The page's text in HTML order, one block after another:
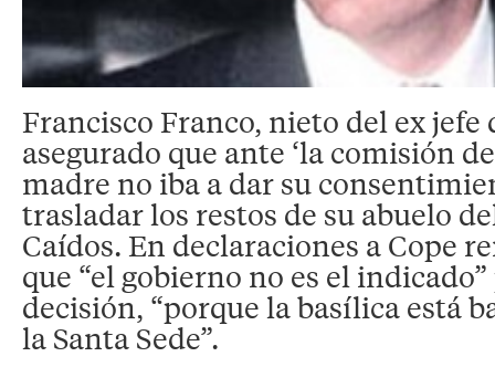
Francisco Franco, nieto del ex jefe
asegurado que ante ‘la comisión
madre no iba a dar su
trasladar los restos de su abuelo
Caídos. En declaraciones a Cope
que “el gobierno no es el
decisión, “porque la basílica está
la Santa Sede”.